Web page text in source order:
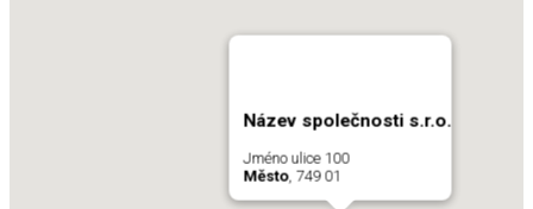
Název společnosti s.r.o.
Jméno ulice 100
Město, 749 01